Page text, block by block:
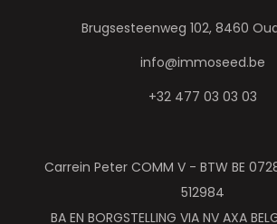
Brugsesteenweg 102, 8460
info@immoseed.be
+32 477 03 03 03
Carrein Peter COMM V - BTW BE
512984
BA EN BORGSTELLING VIA NV AXA